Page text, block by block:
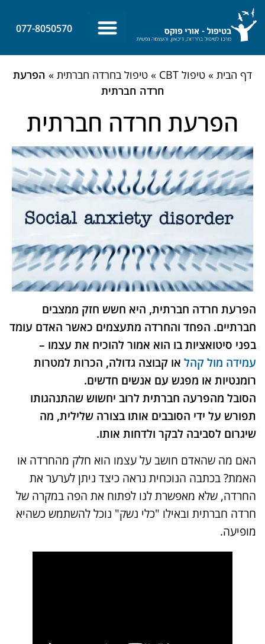
לתוכן
077-8050570
דף הבית » טיפול CBT » טיפול בחרדה חברתית » הפרעת
חרדה חברתית
הפרעת חרדה חברתית
הפרעת חרדה חברתית, היא חשש חזק ממצבים
חברתיים. הפחד והחרדה מתעצמים כאשר האדם עומד
בפני סיטואציות בו הוא אמור להוכיח את עצמו –
עמידה מול קהל או קבוצה גדולה, הכרות למטרות
רומנטיות או מפגש עם אנשים חדשים.
הסובל מהפרעה חברתית לרוב יחשוש שהתנהגותו
תפורש על ידי הסובבים אותו בצורה שלילית, מה
שיגרום לסביבה לבקר ולדחות אותו.
האם מה שהאדם חושב על עצמו הוא חלק מהחרדה או
האמת? בכתבה הנוכחית נראה כיצד ניתן לערער את
החרדה, שלא מאפשרת לנו לפתוח את הפה במקרה של
חרדה חברתית ובאילו "כלי נשק" נוכל להשתמש כשהיא
מופיעה.